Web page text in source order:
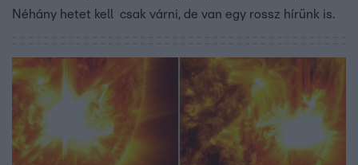
Néhány hetet kell csak várni, de van egy rossz hírünk is.